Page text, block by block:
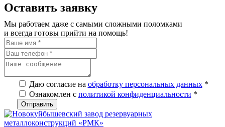
Оставить заявку
Мы работаем даже с самыми сложными поломками
и всегда готовы прийти на помощь!
Даю согласие на обработку персональных данных*
Ознакомлен с политикой конфиденциальности *